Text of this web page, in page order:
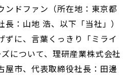
ンドファン（所在地：東京都
：山地 浩、以下「当社」）
ずに、言葉くっきり「ミライ
について、理研産業株式会社
屋市、代表取締役社長：田邊